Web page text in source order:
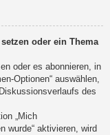
oder ein Thema
oder es abonnieren, in
Optionen“ auswählen,
des
„Mich
wurde“ aktivieren, wird